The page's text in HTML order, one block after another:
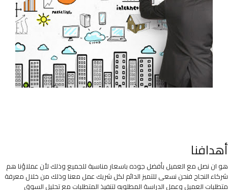
أهدافنا
هو ان نصل مع العميل بأفضل جوده باسعار مناسبة للجميع وذلك لأن عملاؤنا هم
شركاء النجاح فنحن نسعى للتميز الدائم لكل شريك عمل معنا وذلك من خلال معرفة
متطلبات العميل وعمل الدراسة المطلوبه لتنفيذ المتطلبات مع تحليل السوق